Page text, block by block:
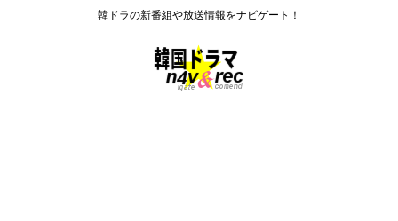
韓ドラの新番組や放送情報をナビゲート！